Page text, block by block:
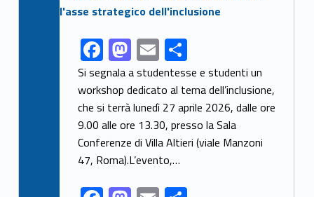
Link identifier share facebook archive #share-link-archive-42629F
ac
e
b
o
o
k
M
as
to
d
o
n
E
m
ai
l
S
h
ar
e
Si segnala a studentesse e studenti un
workshop dedicato al tema dell’inclusione,
che si terrà lunedì 27 aprile 2026, dalle ore
9.00 alle ore 13.30, presso la Sala
Conferenze di Villa Altieri (viale Manzoni
47, Roma).L’evento,…